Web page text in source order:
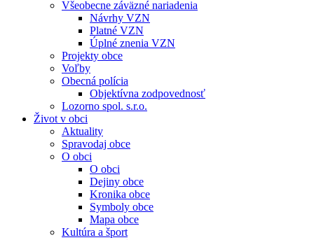
Všeobecne záväzné nariadenia
Návrhy VZN
Platné VZN
Úplné znenia VZN
Projekty obce
Voľby
Obecná polícia
Objektívna zodpovednosť
Lozorno spol. s.r.o.
Život v obci
Aktuality
Spravodaj obce
O obci
O obci
Dejiny obce
Kronika obce
Symboly obce
Mapa obce
Kultúra a šport